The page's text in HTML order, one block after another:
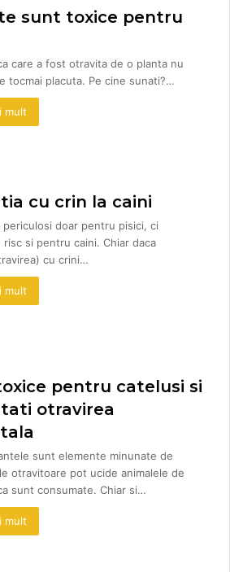
sunt toxice pentru
care a fost otravita de o planta nu
tocmai placuta. Pe cine sunati?…
mult
cu crin la caini
doar pentru pisici, ci
si pentru caini. Chiar daca
cu crini…
mult
pentru catelusi si
otravirea
sunt elemente minunate de
otravitoare pot ucide animalele de
sunt consumate. Chiar si…
mult